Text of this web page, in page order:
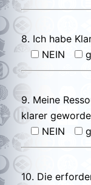
8. Ich habe
NEIN
9. Meine
klarer
NEIN
10. Die